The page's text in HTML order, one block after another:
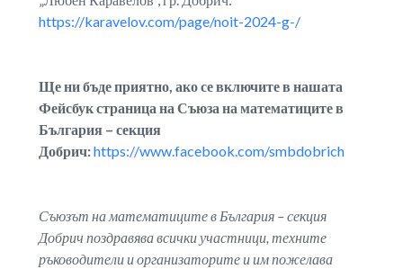
https://karavelov.com/page/noit-2024-g-/
Ще ни бъде приятно, ако се включите в нашата
Фейсбук страница на Съюза на математиците в
България – секция
Добрич:https://www.facebook.com/smbdobrich
Съюзът на математиците в България – секция
Добрич поздравява всички участници, техните
ръководители и организаторите и им пожелава